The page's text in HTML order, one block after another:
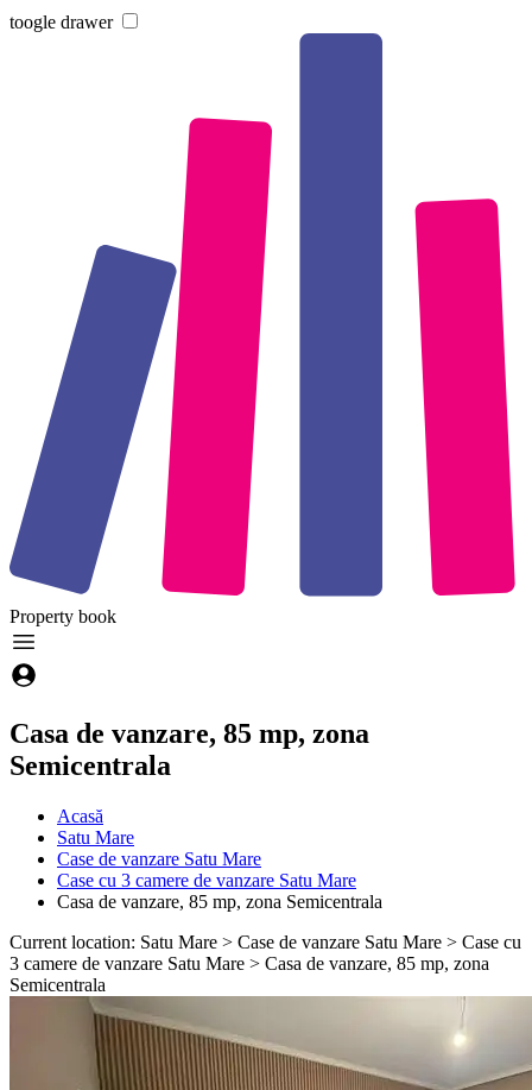
toogle drawer
Property book
Casa de vanzare, 85 mp, zona
Semicentrala
Acasă
Satu Mare
Case de vanzare Satu Mare
Case cu 3 camere de vanzare Satu Mare
Casa de vanzare, 85 mp, zona Semicentrala
Current location: Satu Mare > Case de vanzare Satu Mare > Case cu
3 camere de vanzare Satu Mare > Casa de vanzare, 85 mp, zona
Semicentrala